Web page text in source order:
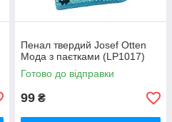
Пенал твердий Josef Otten
Мода з паєтками (LP1017)
Готово до відправки
99 ₴